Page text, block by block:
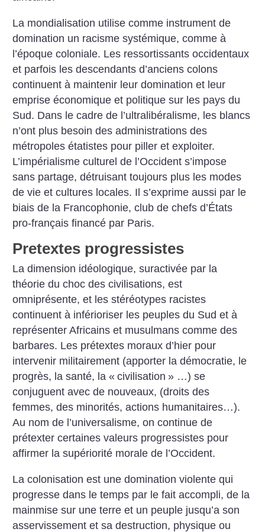
La mondialisation utilise comme instrument de
domination un racisme systémique, comme à
l’époque coloniale. Les ressortissants occidentaux
et parfois les descendants d’anciens colons
continuent à maintenir leur domination et leur
emprise économique et politique sur les pays du
Sud. Dans le cadre de l’ultralibéralisme, les blancs
n’ont plus besoin des administrations des
métropoles étatistes pour piller et exploiter.
L’impérialisme culturel de l’Occident s’impose
sans partage, détruisant toujours plus les modes
de vie et cultures locales. Il s’exprime aussi par le
biais de la Francophonie, club de chefs d’États
pro-français financé par Paris.
Pretextes progressistes
La dimension idéologique, suractivée par la
théorie du choc des civilisations, est
omniprésente, et les stéréotypes racistes
continuent à inférioriser les peuples du Sud et à
représenter Africains et musulmans comme des
barbares. Les prétextes moraux d’hier pour
intervenir militairement (apporter la démocratie, le
progrès, la santé, la « civilisation » …) se
conjuguent avec de nouveaux, (droits des
femmes, des minorités, actions humanitaires…).
Au nom de l’universalisme, on continue de
prétexter certaines valeurs progressistes pour
affirmer la supériorité morale de l’Occident.
La colonisation est une domination violente qui
progresse dans le temps par le fait accompli, de la
mainmise sur une terre et un peuple jusqu’a son
asservissement et sa destruction, physique ou